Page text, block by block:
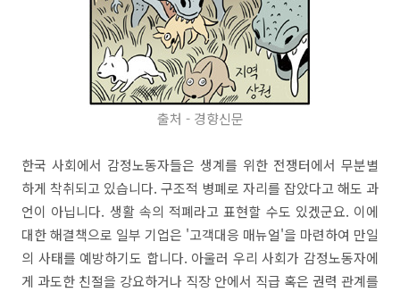
출처 - 경향신문
한국 사회에서 감정노동자들은 생계를 위한 전쟁터에서 무분별
하게 착취되고 있습니다. 구조적 병폐로 자리를 잡았다고 해도 과
언이 아닙니다. 생활 속의 적폐라고 표현할 수도 있겠군요. 이에
대한 해결책으로 일부 기업은 '고객대응 매뉴얼'을 마련하여 만일
의 사태를 예방하기도 합니다. 아울러 우리 사회가 감정노동자에
게 과도한 친절을 강요하거나 직장 안에서 직급 혹은 권력 관계를